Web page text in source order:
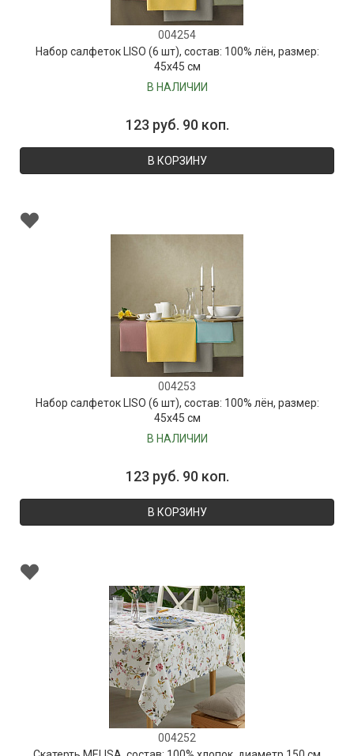
004254
Набор салфеток LISO (6 шт), состав: 100% лён, размер:
45х45 см
В НАЛИЧИИ
123 руб. 90 коп.
В КОРЗИНУ
004253
Набор салфеток LISO (6 шт), состав: 100% лён, размер:
45х45 см
В НАЛИЧИИ
123 руб. 90 коп.
В КОРЗИНУ
004252